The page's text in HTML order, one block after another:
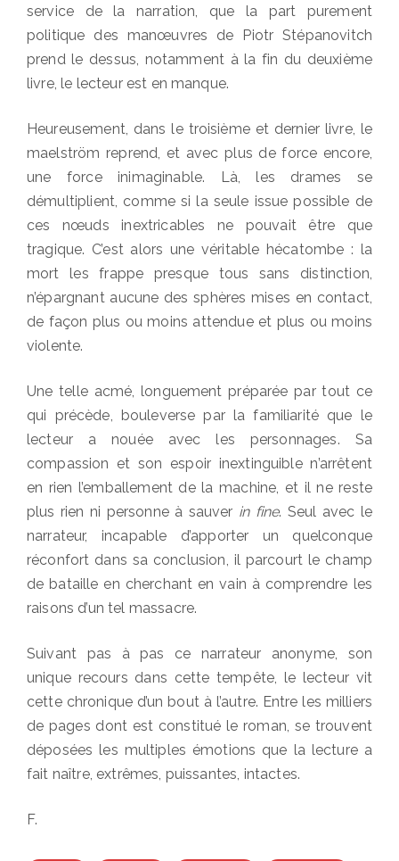
service de la narration, que la part purement
politique des manœuvres de Piotr Stépanovitch
prend le dessus, notamment à la fin du deuxième
livre, le lecteur est en manque.
Heureusement, dans le troisième et dernier livre, le
maelström reprend, et avec plus de force encore,
une force inimaginable. Là, les drames se
démultiplient, comme si la seule issue possible de
ces nœuds inextricables ne pouvait être que
tragique. C’est alors une véritable hécatombe : la
mort les frappe presque tous sans distinction,
n’épargnant aucune des sphères mises en contact,
de façon plus ou moins attendue et plus ou moins
violente.
Une telle acmé, longuement préparée par tout ce
qui précède, bouleverse par la familiarité que le
lecteur a nouée avec les personnages. Sa
compassion et son espoir inextinguible n’arrêtent
en rien l’emballement de la machine, et il ne reste
plus rien ni personne à sauver in fine. Seul avec le
narrateur, incapable d’apporter un quelconque
réconfort dans sa conclusion, il parcourt le champ
de bataille en cherchant en vain à comprendre les
raisons d’un tel massacre.
Suivant pas à pas ce narrateur anonyme, son
unique recours dans cette tempête, le lecteur vit
cette chronique d’un bout à l’autre. Entre les milliers
de pages dont est constitué le roman, se trouvent
déposées les multiples émotions que la lecture a
fait naître, extrêmes, puissantes, intactes.
F.